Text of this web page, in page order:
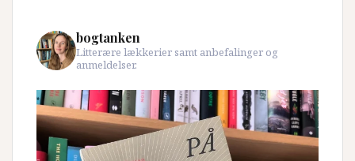
bogtanken
Litterære lækkerier samt anbefalinger og
anmeldelser.